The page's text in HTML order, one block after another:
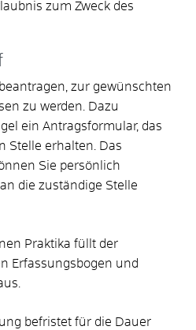
zum Zweck des
zur gewünschten
zu werden. Dazu
ein Antragsformular, das
Stelle erhalten. Das
Sie persönlich
die zuständige Stelle
Praktika füllt der
Erfassungsbogen und
befristet für die Dauer